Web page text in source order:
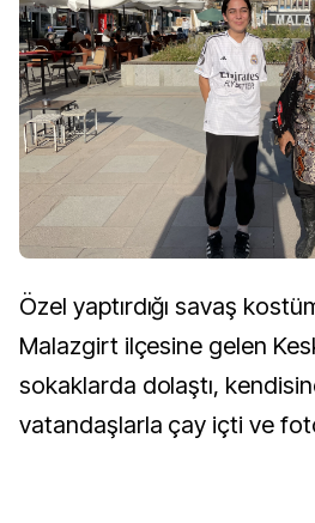
Özel yaptırdığı savaş
Malazgirt ilçesine gelen
sokaklarda dolaştı,
vatandaşlarla çay içti ve